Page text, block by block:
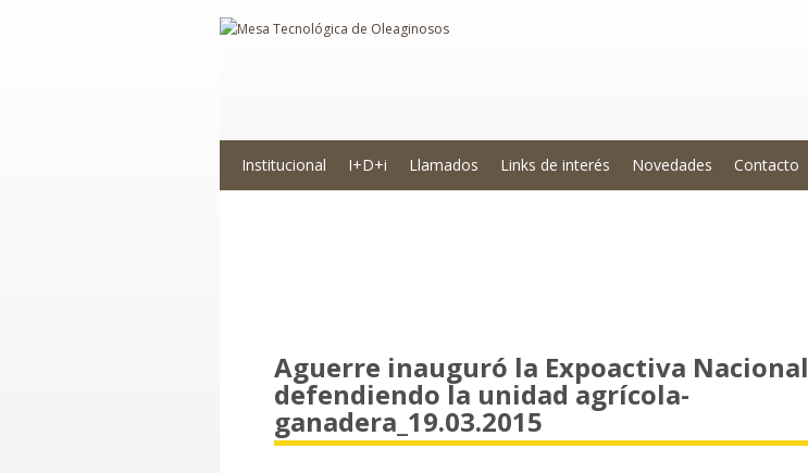
Institucional I+D+i Llamados Links de interés Novedades Contacto
Aguerre inauguró la Expoactiva Nacional
defendiendo la unidad agrícola-
ganadera_19.03.2015